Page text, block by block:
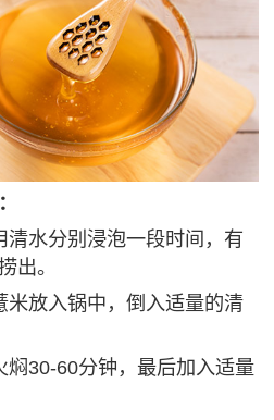
清水分别浸泡一段时间，有
出。
米放入锅中，倒入适量的清
焖30-60分钟，最后加入适量